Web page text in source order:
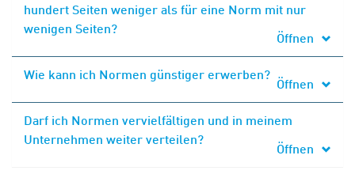
hundert Seiten weniger als für eine Norm mit nur
wenigen Seiten?
Öffnen
Wie kann ich Normen günstiger erwerben?
Öffnen
Darf ich Normen vervielfältigen und in meinem
Unternehmen weiter verteilen?
Öffnen